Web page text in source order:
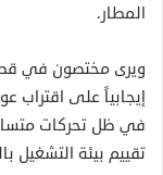
المطار.
ويرى مختصون في
إيجابياً على اقتراب
في ظل تحركات
تقييم بيئة التشغيل